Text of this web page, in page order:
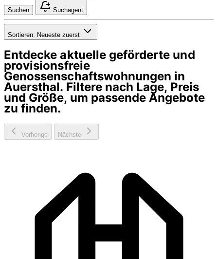
Suchen Suchagent
Sortieren: Neueste zuerst
Entdecke aktuelle geförderte und
provisionsfreie
Genossenschaftswohnungen in
Auersthal. Filtere nach Lage, Preis
und Größe, um passende Angebote
zu finden.
Vorherige Nächste